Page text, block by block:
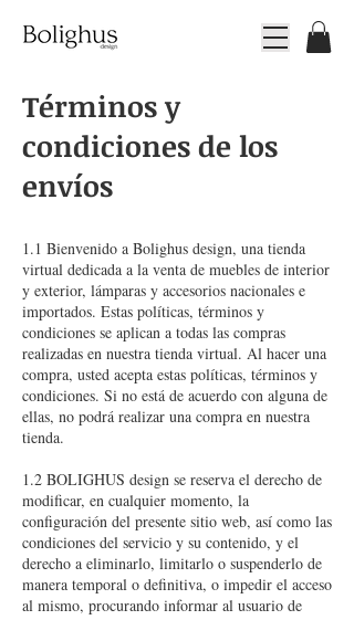
Términos y
condiciones de los
envíos
1.1 Bienvenido a Bolighus design, una tienda
virtual dedicada a la venta de muebles de interior
y exterior, lámparas y accesorios nacionales e
importados. Estas políticas, términos y
condiciones se aplican a todas las compras
realizadas en nuestra tienda virtual. Al hacer una
compra, usted acepta estas políticas, términos y
condiciones. Si no está de acuerdo con alguna de
ellas, no podrá realizar una compra en nuestra
tienda.
1.2 BOLIGHUS design se reserva el derecho de
modificar, en cualquier momento, la
configuración del presente sitio web, así como las
condiciones del servicio y su contenido, y el
derecho a eliminarlo, limitarlo o suspenderlo de
manera temporal o definitiva, o impedir el acceso
al mismo, procurando informar al usuario de